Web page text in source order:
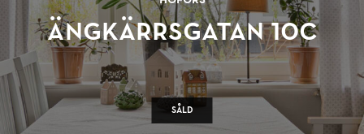
Ängkärrsgatan 10C
Såld